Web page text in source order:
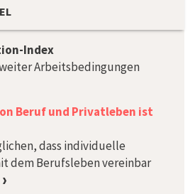
Index
Arbeitsbedingungen
Beruf und Privatleben ist
dass individuelle
dem Berufsleben vereinbar